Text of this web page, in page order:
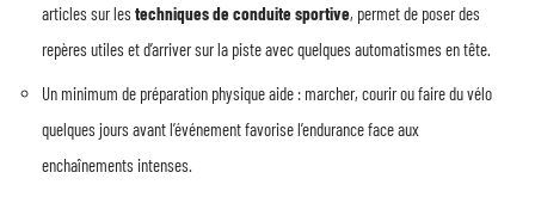
articles sur les techniques de conduite sportive, permet de poser des
repères utiles et d’arriver sur la piste avec quelques automatismes en tête.
Un minimum de préparation physique aide : marcher, courir ou faire du vélo
quelques jours avant l’événement favorise l’endurance face aux
enchaînements intenses.